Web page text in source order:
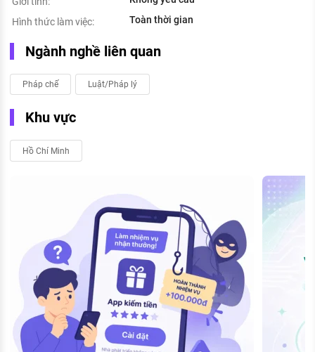
Hình thức làm việc:
Toàn thời gian
Ngành nghề liên quan
Pháp chế Luật/Pháp lý
Khu vực
Hồ Chí Minh